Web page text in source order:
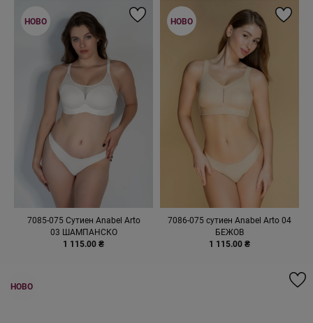
7085-075 Сутиен Anabel Arto
03 ШАМПАНСКО
1 115.00 ₴
НОВО
7086-075 сутиен Anabel Arto 04
БЕЖОВ
1 115.00 ₴
НОВО
НОВО